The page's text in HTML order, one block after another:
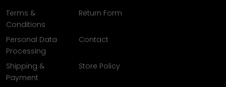
Terms &
Conditions
Return Form
Personal Data
Processing
Contact
Shipping &
Payment
Store Policy